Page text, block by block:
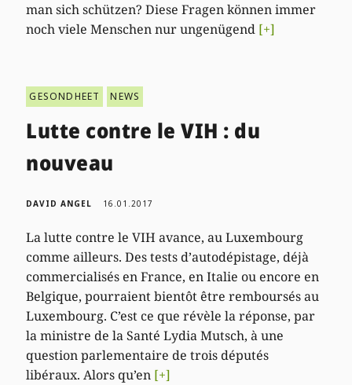
man sich schützen? Diese Fragen können immer
noch viele Menschen nur ungenügend [+]
GESONDHEET NEWS
Lutte contre le VIH : du
nouveau
DAVID ANGEL 16.01.2017
La lutte contre le VIH avance, au Luxembourg
comme ailleurs. Des tests d’autodépistage, déjà
commercialisés en France, en Italie ou encore en
Belgique, pourraient bientôt être remboursés au
Luxembourg. C’est ce que révèle la réponse, par
la ministre de la Santé Lydia Mutsch, à une
question parlementaire de trois députés
libéraux. Alors qu’en [+]